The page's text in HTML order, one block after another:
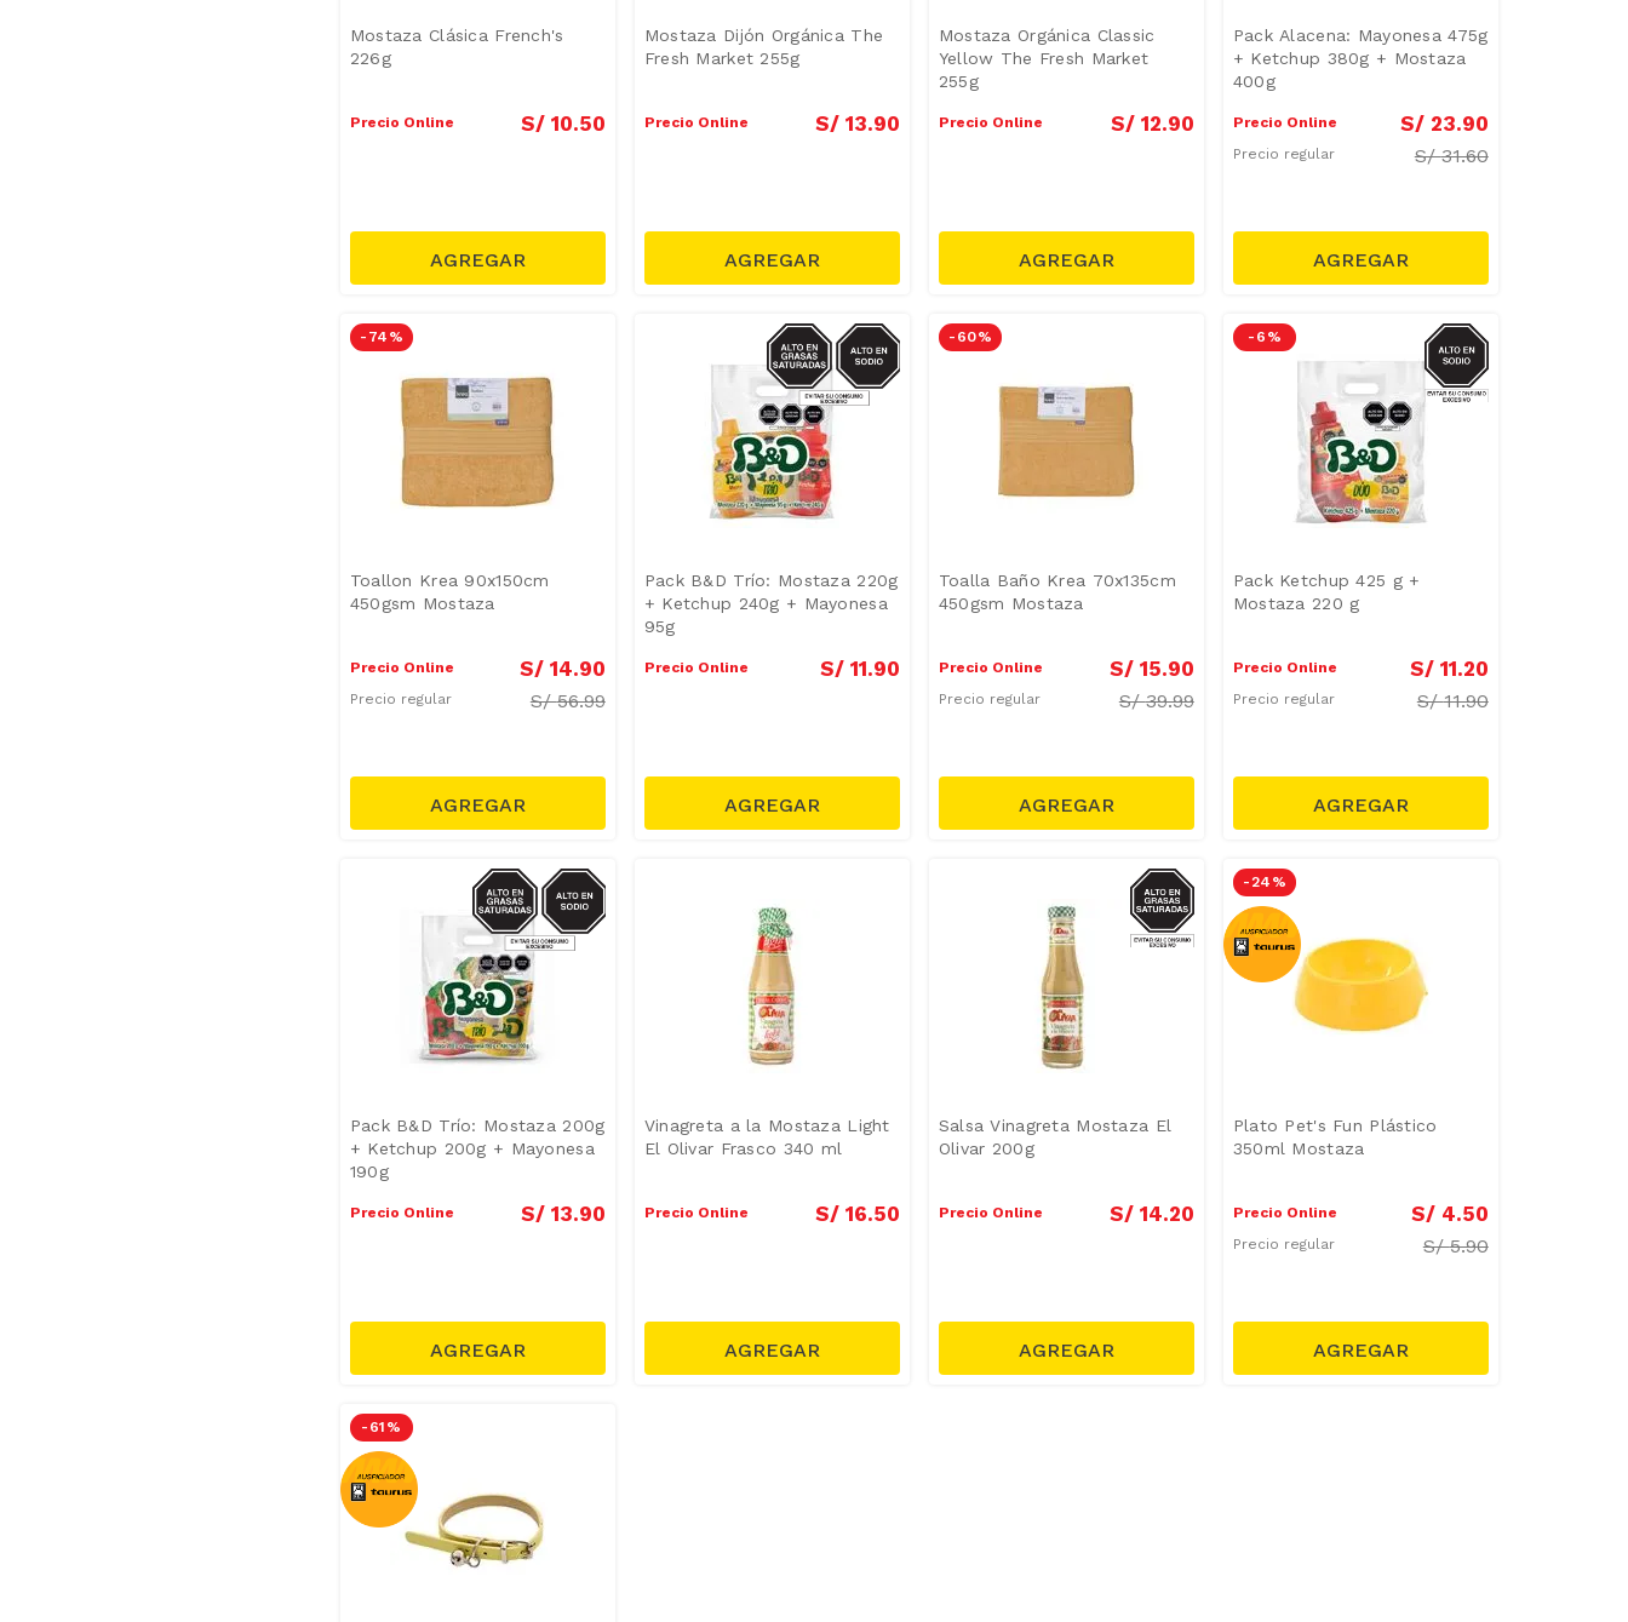
Mostaza Clásica French's
226g
Precio Online S/ 10.50
Mostaza Dijón Orgánica The
Fresh Market 255g
Precio Online S/ 13.90
Mostaza Orgánica Classic
Yellow The Fresh Market
255g
Precio Online S/ 12.90
Pack Alacena: Mayonesa 475g
+ Ketchup 380g + Mostaza
400g
Precio Online S/ 23.90
Precio regular S/31.60
- 74 %
Toallon Krea 90x150cm
450gsm Mostaza
Precio Online S/ 14.90
Precio regular S/56.99
SODIO/GRASAS-
SAT
Pack B&D Trío: Mostaza 220g
+ Ketchup 240g + Mayonesa
95g
Precio Online S/ 11.90
- 60 %
Toalla Baño Krea 70x135cm
450gsm Mostaza
Precio Online S/ 15.90
Precio regular S/39.99
- 6 % SODIO
Pack Ketchup 425 g +
Mostaza 220 g
Precio Online S/ 11.20
Precio regular S/11.90
SODIO/GRASAS-
SAT
Pack B&D Trío: Mostaza 200g
+ Ketchup 200g + Mayonesa
190g
Precio Online S/ 13.90
Vinagreta a la Mostaza Light
El Olivar Frasco 340 ml
Precio Online S/ 16.50
GRASAS-
SAT
Salsa Vinagreta Mostaza El
Olivar 200g
Precio Online S/ 14.20
-24 %
Plato Pet's Fun Plástico
350ml Mostaza
Precio Online S/ 4.50
Precio regular S/5.90
- 61 %